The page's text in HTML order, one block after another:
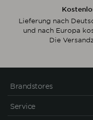
Lieferung nach
und nach Europa
Die
Brandstores
Service